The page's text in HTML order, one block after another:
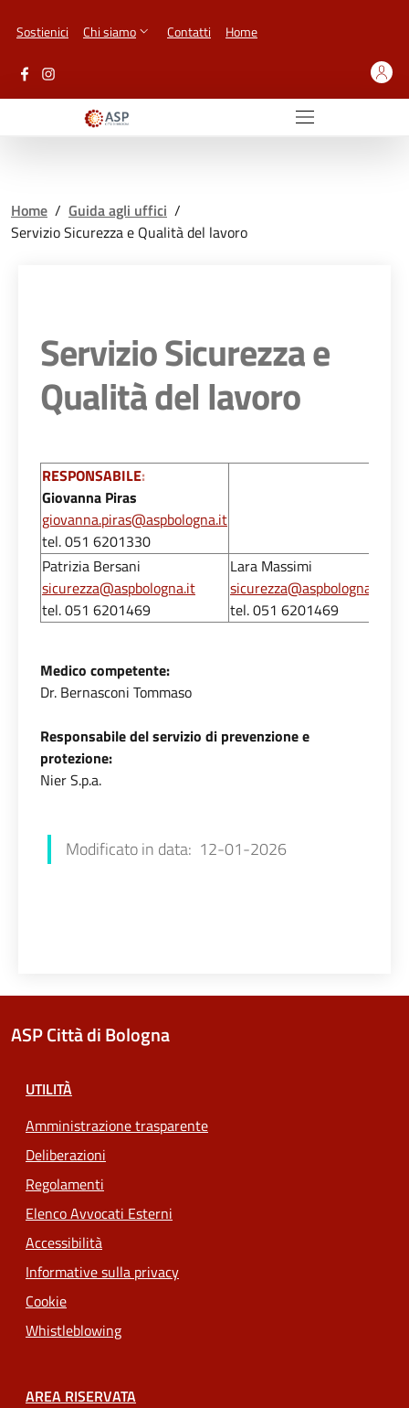
Sostienici Chi siamo Contatti Home
Home / Guida agli uffici /
Servizio Sicurezza e Qualità del lavoro
Servizio Sicurezza e
Qualità del lavoro
RESPONSABILE:
Giovanna Piras
giovanna.piras@aspbologna.it
tel. 051 6201330
Patrizia Bersani
sicurezza@aspbologna.it
tel. 051 6201469
Lara Massimi
sicurezza@aspbologna.it
tel. 051 6201469
Medico competente:
Dr. Bernasconi Tommaso
Responsabile del servizio di prevenzione e
protezione:
Nier S.p.a.
Modificato in data: 12-01-2026
ASP Città di Bologna
UTILITÀ
Amministrazione trasparente
Deliberazioni
Regolamenti
Elenco Avvocati Esterni
Accessibilità
Informative sulla privacy
Cookie
Whistleblowing
AREA RISERVATA